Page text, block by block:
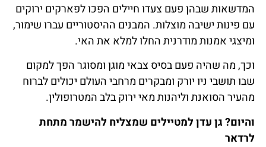
המדשאות שבהן פעם צעדו חיילים הפכו לפארקים ירוקים
עם פינות ישיבה מוצלות. המבנים ההיסטוריים עברו שימור,
ומיצגי אמנות מודרנית החלו למלא את האי.
וכך, מה שהיה פעם בסיס צבאי מוגן ומסוגר הפך למקום
שבו תושבי ניו יורק ומבקרים מרחבי העולם יכולים לברוח
מהעיר הסואנת וליהנות מאי ירוק בלב המטרופולין.
והיום? גן עדן למטיילים שמצליח להישמר מתחת
לרדאר